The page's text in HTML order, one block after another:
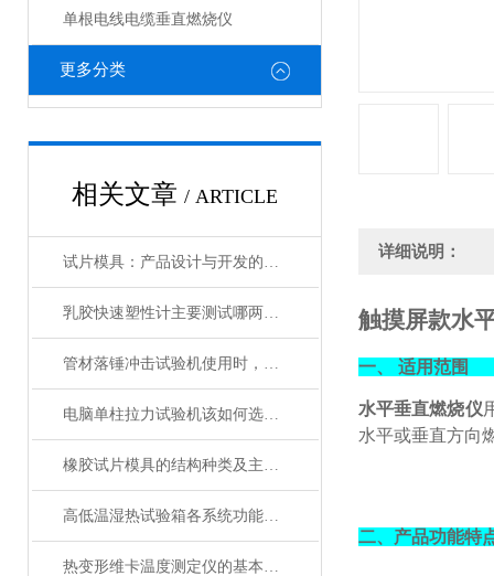
单根电线电缆垂直燃烧仪
更多分类
相关文章 / ARTICLE
试片模具：产品设计与开发的得力助手
乳胶快速塑性计主要测试哪两个指标
管材落锤冲击试验机使用时，这些常见的操作误区请注意！
电脑单柱拉力试验机该如何选购呢？
橡胶试片模具的结构种类及主要用途
高低温湿热试验箱各系统功能详解
热变形维卡温度测定仪的基本操作，新手不得不看
详细说明：
触摸屏款水
一、 适用范围
水平垂直燃烧仪
水平或垂直方向
二、产品功能特